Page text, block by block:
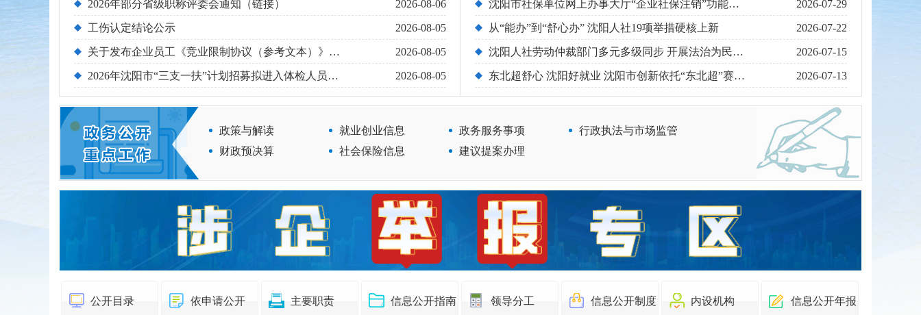
2026年部分省级职称评委会通知（链接） 2026-08-06
工伤认定结论公示 2026-08-05
关于发布企业员工《竞业限制协议（参考文本）》的通知 2026-08-05
2026年沈阳市“三支一扶”计划招募拟进入体检人员补录名单公示 2026-08-05
沈阳市社保单位网上办事大厅“企业社保注销”功能正式上线 2026-07-29
从“能办”到“舒心办” 沈阳人社19项举措硬核上新 2026-07-22
沈阳人社劳动仲裁部门多元多级同步 开展法治为民办实事实践活动 2026-07-15
东北超舒心 沈阳好就业 沈阳市创新依托“东北超”赛事流量扎实推进省级百日千万招聘专项行动 2026-07-13
政策与解读 就业创业信息 政务服务事项
行政执法与市场监管
财政预决算
社会保险信息 建议提案办理
公开目录 依申请公开 主要职责 信息公开指南 领导分工 信息公开制度 内设机构 信息公开年报